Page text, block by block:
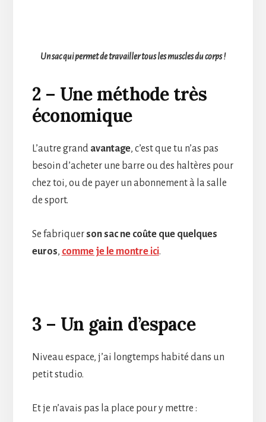
Un sac qui permet de travailler tous les muscles du corps !
2 – Une méthode très
économique
L’autre grand avantage, c’est que tu n’as pas
besoin d’acheter une barre ou des haltères pour
chez toi, ou de payer un abonnement à la salle
de sport.
Se fabriquerson sac ne coûte que quelques
euros, comme je le montre ici.
3 – Un gain d’espace
Niveau espace, j’ai longtemps habité dans un
petit studio.
Et je n’avais pas la place pour y mettre :